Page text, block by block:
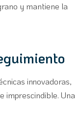
y mantiene la
innovadoras,
imprescindible. Una